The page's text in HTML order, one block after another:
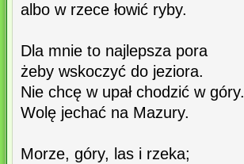
albo w rzece łowić ryby.
Dla mnie to najlepsza pora
żeby wskoczyć do jeziora.
Nie chcę w upał chodzić w góry.
Wolę jechać na Mazury.
Morze, góry, las i rzeka;